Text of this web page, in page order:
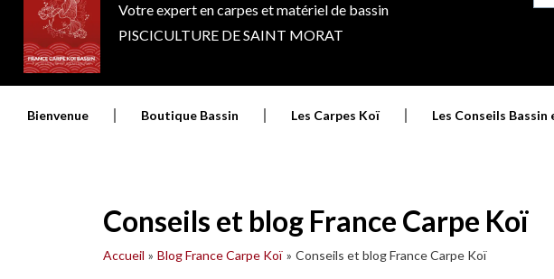
Votre expert en carpes et matériel de bassin
PISCICULTURE DE SAINT MORAT
Bienvenue Boutique Bassin Les Carpes Koï Les Conseils Bassin
Conseils et blog France Carpe Koï
Accueil Blog France Carpe Koï Conseils et blog France Carpe Koï